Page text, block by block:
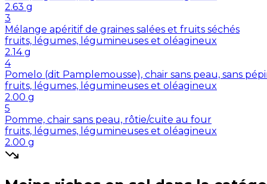
2.63 g
3
Mélange apéritif de graines salées et fruits séchés
fruits, légumes, légumineuses et oléagineux
2.14 g
4
Pomelo (dit Pamplemousse), chair sans peau, sans
fruits, légumes, légumineuses et oléagineux
2.00 g
5
Pomme, chair sans peau, rôtie/cuite au four
fruits, légumes, légumineuses et oléagineux
2.00 g